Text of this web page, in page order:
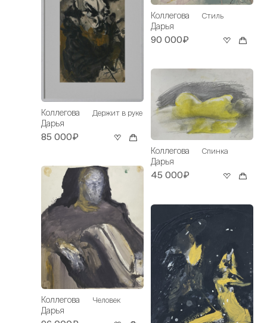
Коллегова
Дарья
Держит в руке
85 000₽
Коллегова
Дарья
Человек
Коллегова
Дарья
Стиль
90 000₽
Коллегова
Дарья
Спинка
45 000₽